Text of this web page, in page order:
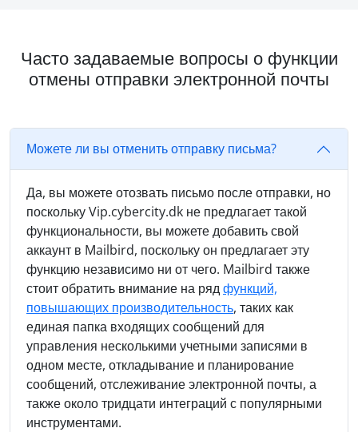
Часто задаваемые вопросы о функции
отмены отправки электронной почты
Можете ли вы отменить отправку письма?
Да, вы можете отозвать письмо после отправки, но
поскольку Vip.cybercity.dk не предлагает такой
функциональности, вы можете добавить свой
аккаунт в Mailbird, поскольку он предлагает эту
функцию независимо ни от чего. Mailbird также
стоит обратить внимание на рядфункций,
повышающих производительность, таких как
единая папка входящих сообщений для
управления несколькими учетными записями в
одном месте, откладывание и планирование
сообщений, отслеживание электронной почты, а
также около тридцати интеграций с популярными
инструментами.